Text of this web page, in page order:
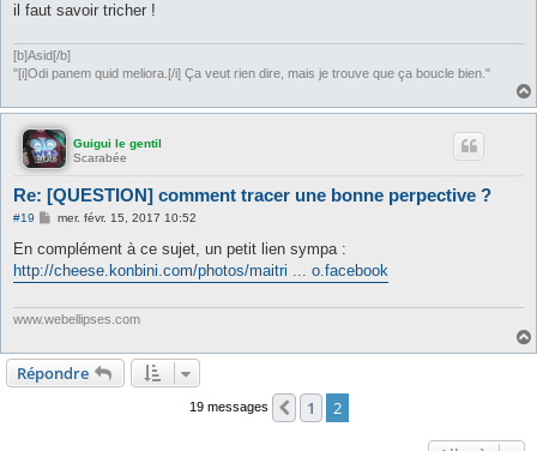
g
il faut savoir tricher !
[b]Asid[/b]
"[i]Odi panem quid meliora.[/i] Ça veut rien dire, mais je trouve que ça boucle bien."
Guigui le gentil
Scarabée
Re: [QUESTION] comment tracer une bonne perpective ?
#19
M
s
a
mer. févr. 15, 2017 10:52
En complément à ce sujet, un petit lien sympa :
http://cheese.konbini.com/photos/maitri ... o.facebook
www.webellipses.com
Répondre
19 messages Précédente
1 2